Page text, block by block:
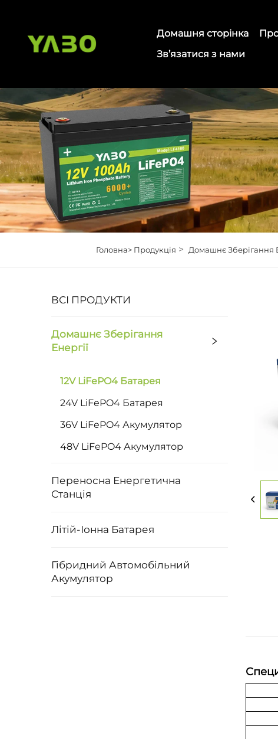
Домашня сторінка
Зв’язатися з нами
Головна> Продукція > Домашнє Зберігання
ВСІ ПРОДУКТИ
Домашнє Зберігання
Енергії
12V LiFePO4 Батарея
24V LiFePO4 Батарея
36V LiFePO4 Акумулятор
48V LiFePO4 Акумулятор
Переносна Енергетична
Станція
Літій-Іонна Батарея
Гібридний Автомобільний
Акумулятор